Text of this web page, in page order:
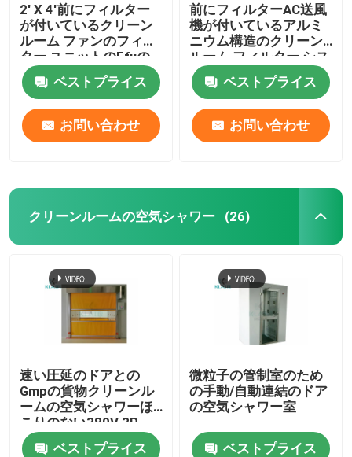
2' X 4'前にフィルター
が付いているクリーン
ルーム ファンのフィル
ター ユニットのFfuの
エネルギー効率欧州共
同体の送風機
ベストプライス
お問い合わせ
前にフィルターAC送風
機が付いているアルミ
ニウム構造のクリーン
ルーム フィルター シス
テム
ベストプライス
お問い合わせ
クリーンルームの空気シャワー (26)
速い圧延のドアとの
Gmpの貨物クリーンル
ームの空気シャワーほ
こりのない380V 3P
60Hz
ベストプライス
微粒子の管制室のため
の手動/自動連結のドア
の空気シャワー室
ベストプライス